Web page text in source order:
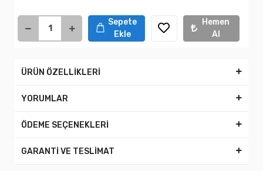
Sepete
Ekle
Hemen
Al
ÜRÜN ÖZELLİKLERİ
YORUMLAR
ÖDEME SEÇENEKLERİ
GARANTİ VE TESLİMAT